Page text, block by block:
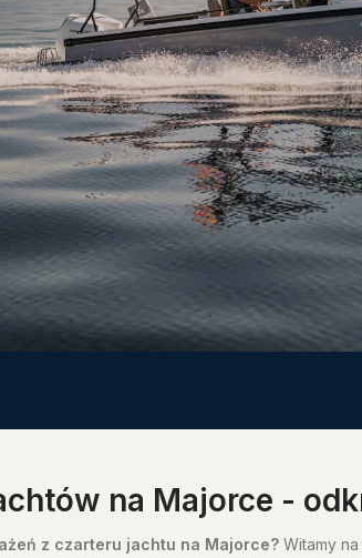
na Majorce -
z czarteru jachtu na Majorce?Witamy na